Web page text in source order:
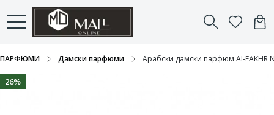
ПАРФЮМИ Дамски парфюми Арабски дамски парфюм AI-FAKHR
26%